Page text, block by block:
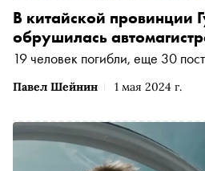
Павел Шейнин 1 мая 2024 г.
В китайской провинции
обрушилась
19 человек погибли, еще 30